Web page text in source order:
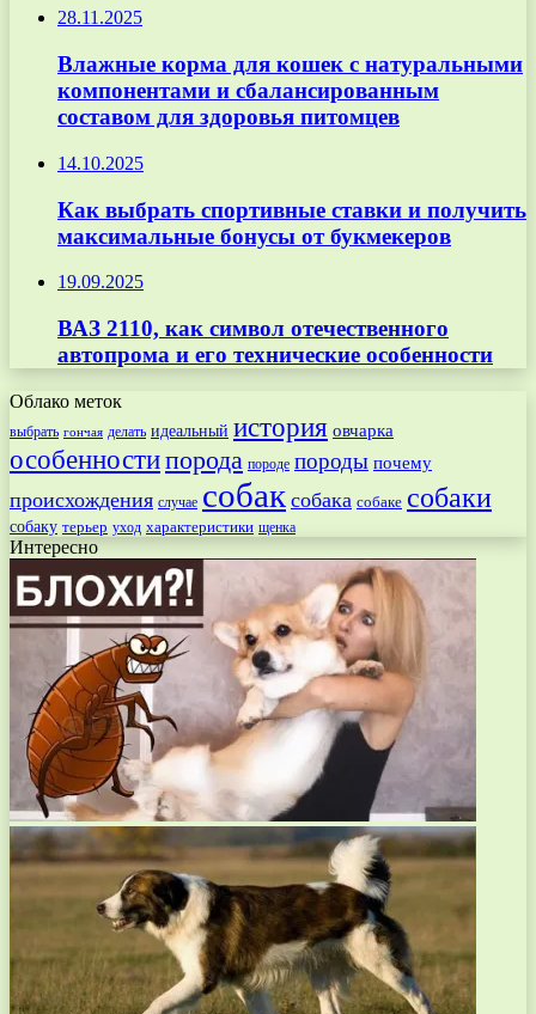
28.11.2025
Влажные корма для кошек с натуральными
компонентами и сбалансированным
составом для здоровья питомцев
14.10.2025
Как выбрать спортивные ставки и получить
максимальные бонусы от букмекеров
19.09.2025
ВАЗ 2110, как символ отечественного
автопрома и его технические особенности
Облако меток
выбрать гончая делать идеальный история овчарка
особенностипорода породе породы почему
происхождения случае собак собака собаке собаки
собаку терьер уход характеристики щенка
Интересно